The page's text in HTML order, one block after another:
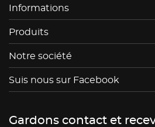
Informations
Produits
Notre société
Suis nous sur Facebook
Gardons contact et